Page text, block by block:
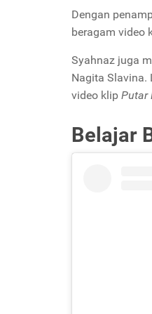
Dengan
beragam video
Syahnaz juga
Nagita Slavina.
video klip Putar
Belajar